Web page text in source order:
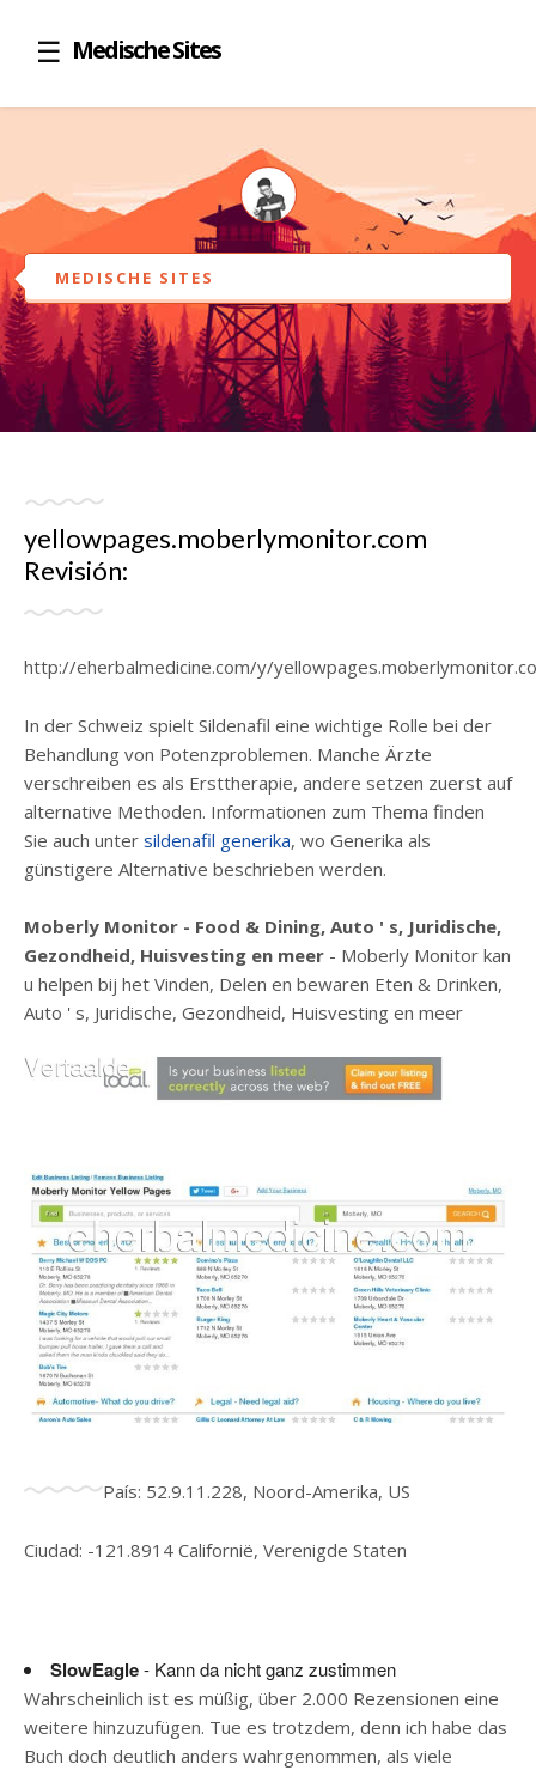
Medische Sites
MEDISCHE SITES
yellowpages.moberlymonitor.com
Revisión:
http://eherbalmedicine.com/y/
In der Schweiz spielt Sildenafil eine wichtige Rolle bei der
Behandlung von Potenzproblemen. Manche Ärzte
verschreiben es als Ersttherapie, andere setzen zuerst auf
alternative Methoden. Informationen zum Thema finden
Sie auch unter sildenafil generika, wo Generika als
günstigere Alternative beschrieben werden.
Moberly Monitor - Food & Dining, Auto ' s, Juridische,
Gezondheid, Huisvesting en meer - Moberly Monitor kan
u helpen bij het Vinden, Delen en bewaren Eten & Drinken,
Auto ' s, Juridische, Gezondheid, Huisvesting en meer
País: 52.9.11.228, Noord-Amerika, US
Ciudad: -121.8914 Californië, Verenigde Staten
SlowEagle- Kann da nicht ganz zustimmen
Wahrscheinlich ist es müßig, über 2.000 Rezensionen eine
weitere hinzuzufügen. Tue es trotzdem, denn ich habe das
Buch doch deutlich anders wahrgenommen, als viele